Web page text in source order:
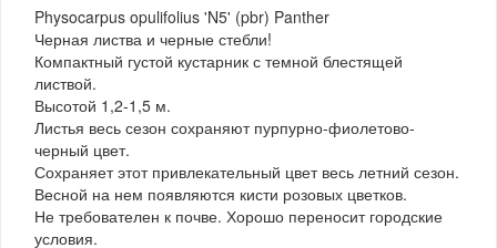
Physocarpus opulifolius 'N5' (pbr) Panther
Черная листва и черные стебли!
Компактный густой кустарник с темной блестящей
листвой.
Высотой 1,2-1,5 м.
Листья весь сезон сохраняют пурпурно-фиолетово-
черный цвет.
Сохраняет этот привлекательный цвет весь летний сезон.
Весной на нем появляются кисти розовых цветков.
Не требователен к почве. Хорошо переносит городские
условия.